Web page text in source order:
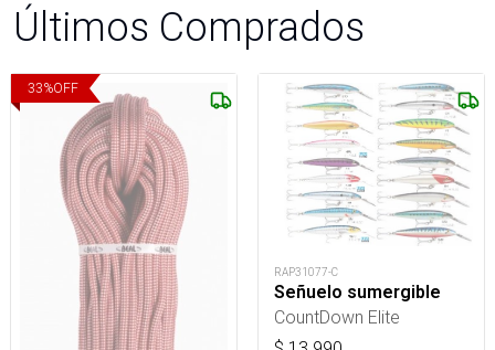
Últimos Comprados
33%OFF
RAP31077-C
Señuelo sumergible
CountDown Elite